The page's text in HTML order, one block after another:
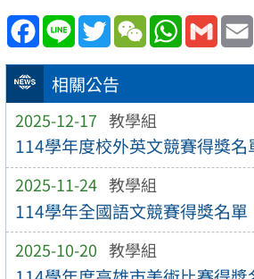
相關公告
2025-12-17 教學組
114學年度校外英文競賽得獎名
2025-11-24 教學組
114學年全國語文競賽得獎名單
2025-10-20 教學組
Facebook
Line TwitterWeChatWhatsApp
Gmail